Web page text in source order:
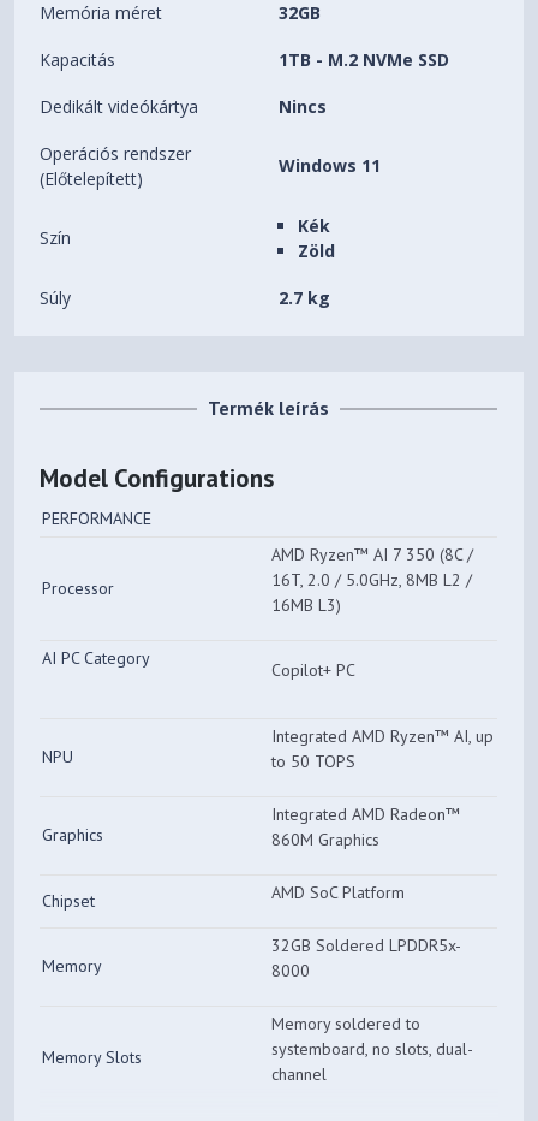
Memória méret 32GB
Kapacitás 1TB - M.2 NVMe SSD
Dedikált videókártya Nincs
Operációs rendszer
(Előtelepített)
Windows 11
Szín
Kék
Zöld
Súly 2.7 kg
Termék leírás
Model Configurations
PERFORMANCE
Processor
AMD Ryzen™ AI 7 350 (8C /
16T, 2.0 / 5.0GHz, 8MB L2 /
16MB L3)
AI PC Category
Copilot+ PC
NPU
Integrated AMD Ryzen™ AI, up
to 50 TOPS
Graphics
Integrated AMD Radeon™
860M Graphics
Chipset AMD SoC Platform
Memory
32GB Soldered LPDDR5x-
8000
Memory Slots
Memory soldered to
systemboard, no slots, dual-
channel